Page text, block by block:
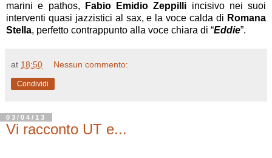
marini e pathos, Fabio Emidio Zeppilli incisivo nei suoi
interventi quasi jazzistici al sax, e la voce calda di Romana
Stella, perfetto contrappunto alla voce chiara di “Eddie”.
at 18:50 Nessun commento:
Condividi
03/04/13
Vi racconto UT e...